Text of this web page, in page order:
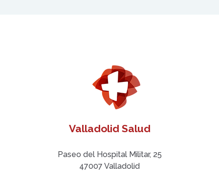
Valladolid Salud
Paseo del Hospital Militar, 25
47007 Valladolid